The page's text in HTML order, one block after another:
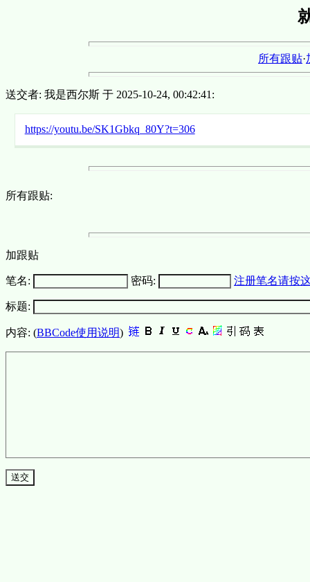
所有跟贴·
送交者: 我是西尔斯 于 2025-10-24, 00:42:41:
https://youtu.be/SK1Gbkq_80Y?t=306
所有跟贴:
加跟贴
笔名: 密码: 注册笔名请按
标题:
内容: (BBCode使用说明)